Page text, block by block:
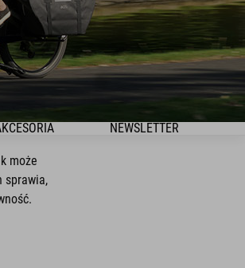
NEWSLETTER
może
sprawia,